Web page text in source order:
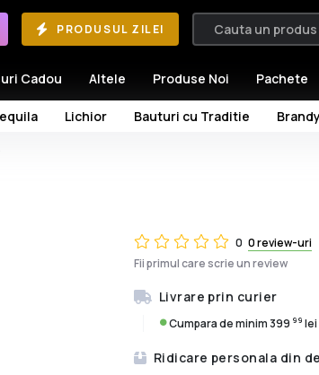
PRODUSUL ZILEI
Lichior Bauturi cu Traditie Brandy
Cadou Altele Produse Noi Pachete
0 0 review-uri
Fii primul care scrie un review
Livrare prin curier
Cumpara de minim 399 99 lei
Ridicare personala din